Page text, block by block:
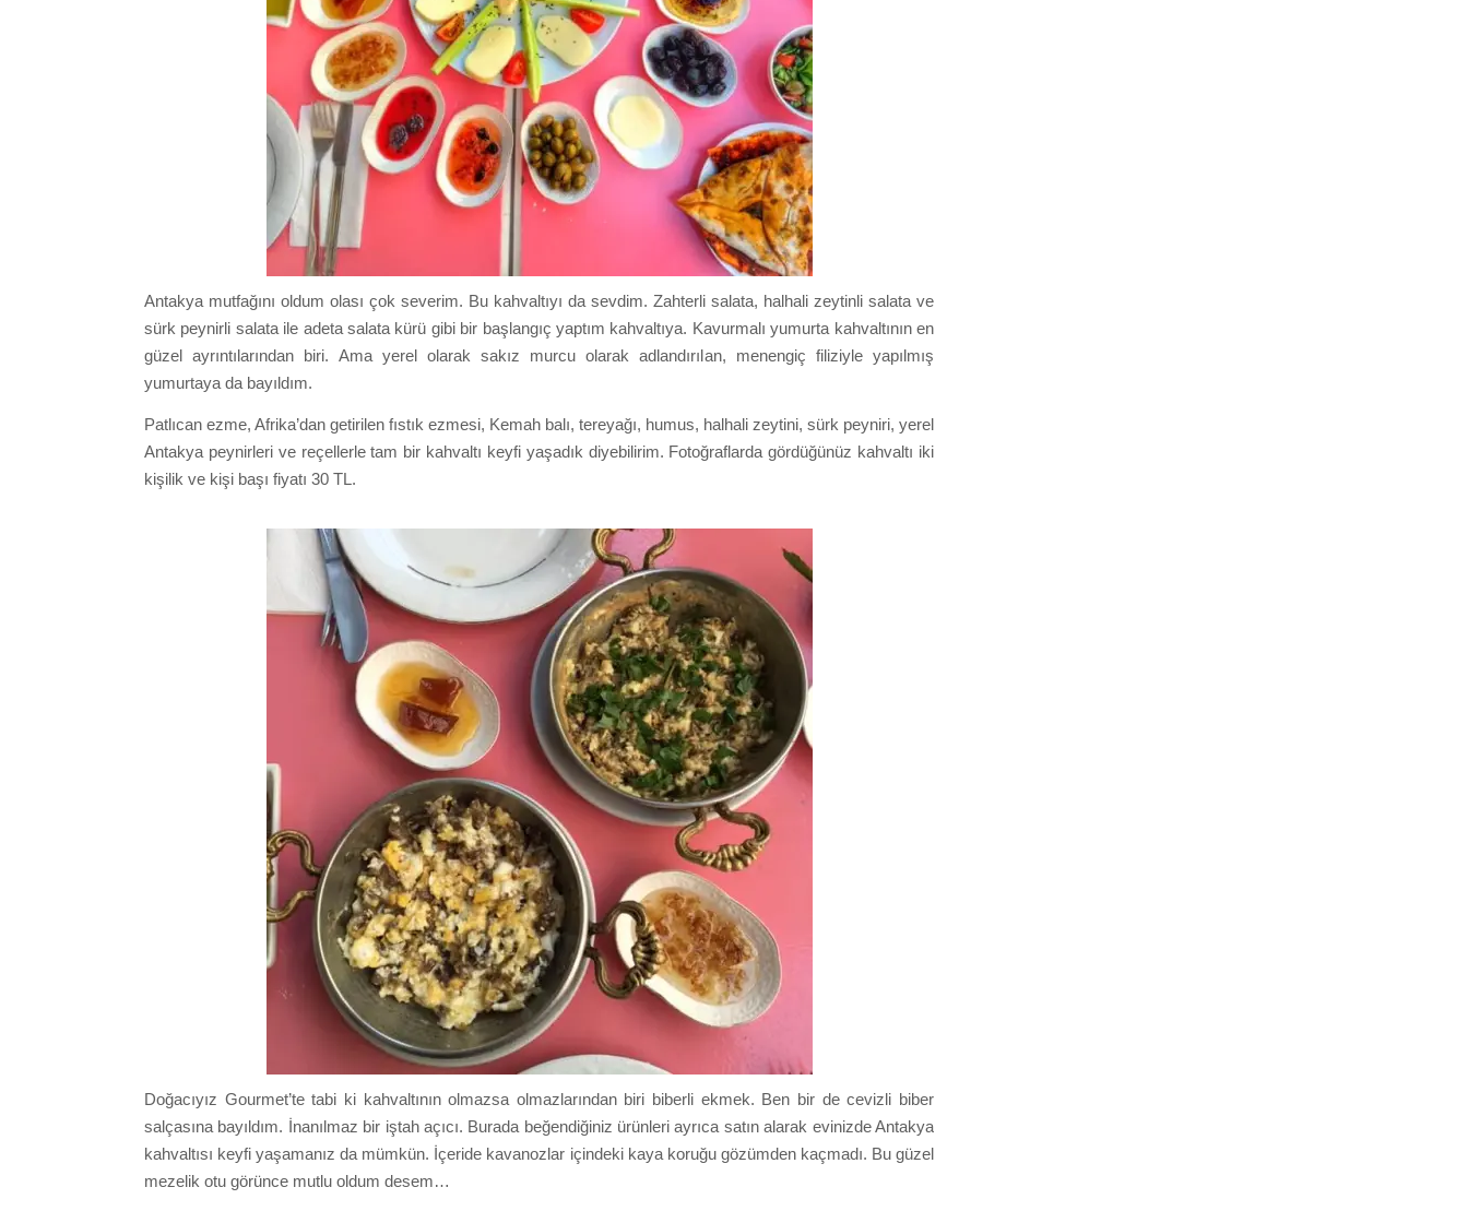
Antakya mutfağını oldum olası çok severim. Bu kahvaltıyı da sevdim. Zahterli salata, halhali zeytinli salata ve
sürk peynirli salata ile adeta salata kürü gibi bir başlangıç yaptım kahvaltıya. Kavurmalı yumurta kahvaltının en
güzel ayrıntılarından biri. Ama yerel olarak sakız murcu olarak adlandırılan, menengiç filiziyle yapılmış
yumurtaya da bayıldım.
Patlıcan ezme, Afrika’dan getirilen fıstık ezmesi, Kemah balı, tereyağı, humus, halhali zeytini, sürk peyniri, yerel
Antakya peynirleri ve reçellerle tam bir kahvaltı keyfi yaşadık diyebilirim. Fotoğraflarda gördüğünüz kahvaltı iki
kişilik ve kişi başı fiyatı 30 TL.
Doğacıyız Gourmet’te tabi ki kahvaltının olmazsa olmazlarından biri biberli ekmek. Ben bir de cevizli biber
salçasına bayıldım. İnanılmaz bir iştah açıcı. Burada beğendiğiniz ürünleri ayrıca satın alarak evinizde Antakya
kahvaltısı keyfi yaşamanız da mümkün. İçeride kavanozlar içindeki kaya koruğu gözümden kaçmadı. Bu güzel
mezelik otu görünce mutlu oldum desem…